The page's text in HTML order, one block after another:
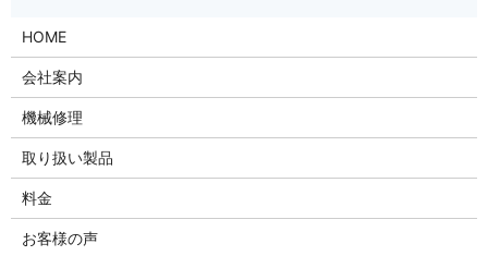
HOME
会社案内
機械修理
取り扱い製品
料金
お客様の声